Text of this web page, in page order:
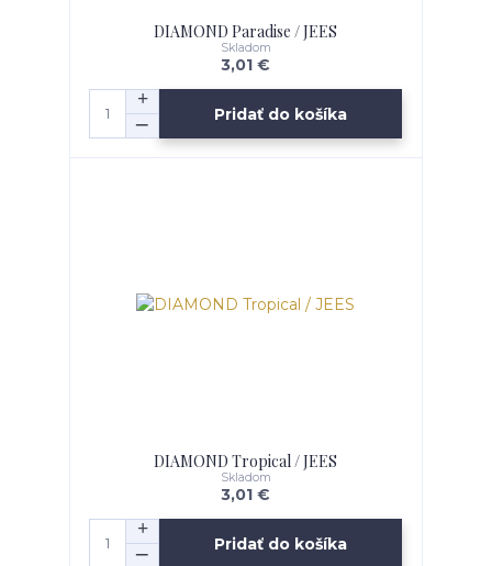
DIAMOND Paradise / JEES
3,01 €
Skladom
Pridať do košíka
DIAMOND Tropical / JEES
3,01 €
Skladom
Pridať do košíka